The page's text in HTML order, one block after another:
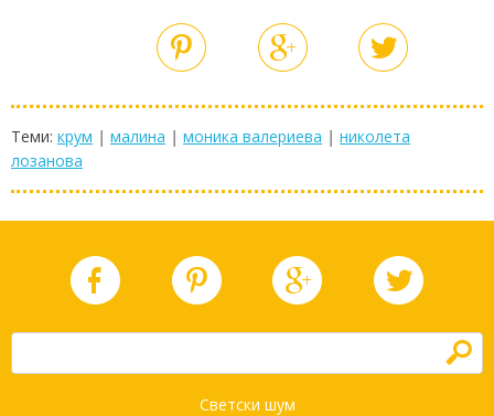
Теми: крум | малина | моника валериева | николета
лозанова
h
Светски шум